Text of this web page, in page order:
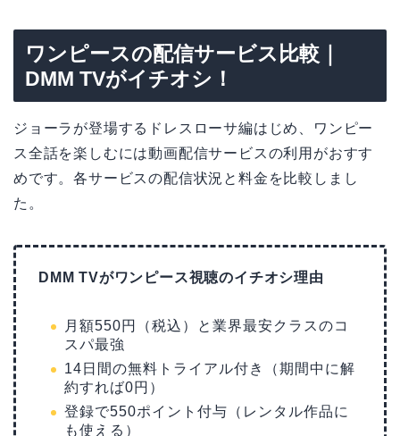
ワンピースの配信サービス比較｜
DMM TVがイチオシ！
ジョーラが登場するドレスローサ編はじめ、ワンピー
ス全話を楽しむには動画配信サービスの利用がおすす
めです。各サービスの配信状況と料金を比較しまし
た。
DMM TVがワンピース視聴のイチオシ理由
月額550円（税込）と業界最安クラスのコ
スパ最強
14日間の無料トライアル付き（期間中に解
約すれば0円）
登録で550ポイント付与（レンタル作品に
も使える）